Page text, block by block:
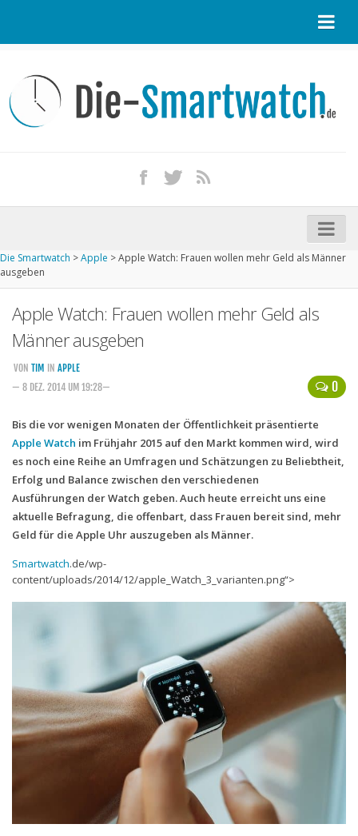
Kontakt / Tipp geben
Impressum
iPhone kaufen
Startseite
Kommende Smartwatches
Marken und Modelle
Handytarife
Smartphonetarife
Datentarife
o2
Smartphonetarife
Datentarife
Flatrate-Prepaidtarife
Mobilfunk-Tarifrechner
Flatrate-Datentarife
Die Smartwatch >Apple >Apple Watch: Frauen wollen mehr Geld als Männer
ausgeben
Apple Watch: Frauen wollen mehr Geld als
Männer ausgeben
0
VON TIM IN APPLE
— 8 DEZ. 2014 UM 19:28—
Bis die vor wenigen Monaten der Öffentlichkeit präsentierte
Apple Watch im Frühjahr 2015 auf den Markt kommen wird, wird
es noch eine Reihe an Umfragen und Schätzungen zu Beliebtheit,
Erfolg und Balance zwischen den verschiedenen
Ausführungen der Watch geben. Auch heute erreicht uns eine
aktuelle Befragung, die offenbart, dass Frauen bereit sind, mehr
Geld für die Apple Uhr auszugeben als Männer.
Smartwatch.de/wp-
content/uploads/2014/12/apple_Watch_3_varianten.png“>